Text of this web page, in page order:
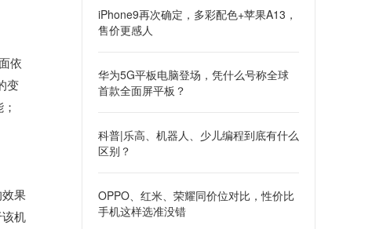
依
变
果
机
iPhone9再次确定，多彩配色+苹果A13，
售价更感人
华为5G平板电脑登场，凭什么号称全球
首款全面屏平板？
科普|乐高、机器人、少儿编程到底有什么
区别？
OPPO、红米、荣耀同价位对比，性价比
手机这样选准没错